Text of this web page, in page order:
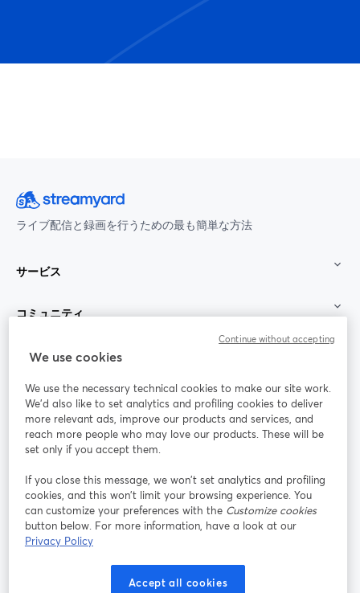
ライブ配信と録画を行うための最も簡単な方法
サービス
コミュニティ
StreamYard：
参加する
ライ
ンセ
ミナ
ー
Facebook
新しいタブで開く(Twitter)
YouTube
Instagram
新しいタブで開く
LinkedIn
新しいタブで開く
We use cookies
We use the necessary technical cookies to make our site work.
We'd also like to set analytics and profiling cookies to deliver
more relevant ads, improve our products and services, and
reach more people who may love our products. These will be
set only if you accept them.
If you close this message, we won’t set analytics and profiling
cookies, and this won’t limit your browsing experience. You
can customize your preferences with the Customize cookies
button below. For more information, have a look at our
Privacy Policy
Accept all cookies
Continue without accepting